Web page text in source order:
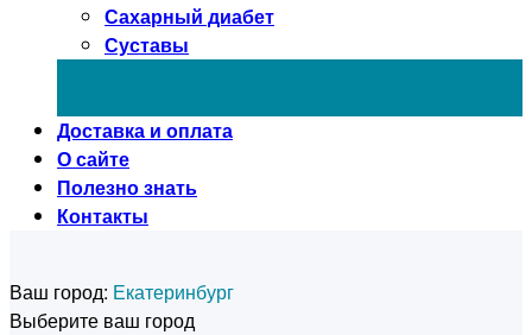
Сахарный диабет
Суставы
Доставка и оплата
О сайте
Полезно знать
Контакты
Ваш город: Екатеринбург
Выберите ваш город